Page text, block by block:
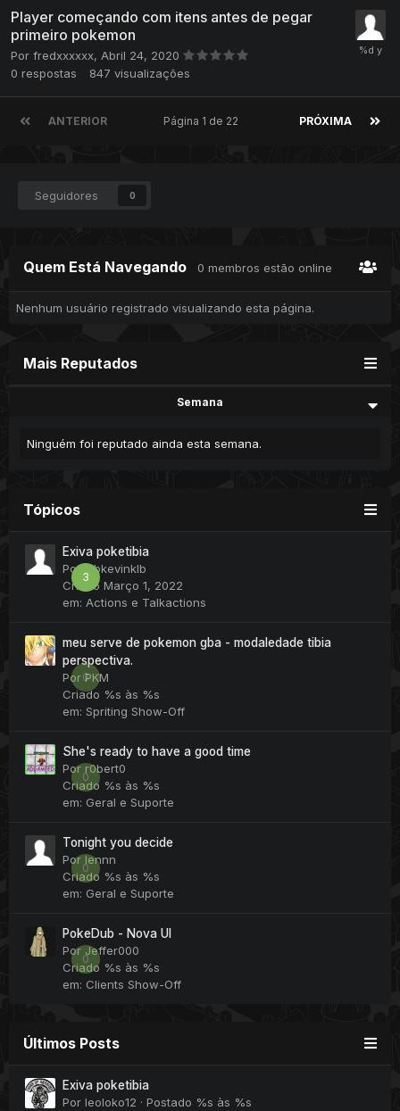
Player começando com itens antes de pegar
primeiro pokemon
Por fredxxxxxx, Abril 24, 2020
0 respostas 847 visualizações
ANTERIOR PRÓXIMA
Página 1 de 22
Seguidores 0
Quem Está Navegando 0 membros estão online
Nenhum usuário registrado visualizando esta página.
Mais Reputados
Semana
Ninguém foi reputado ainda esta semana.
Tópicos
3
Exiva poketibia
Por klbkevinklb
Criado Março 1, 2022
em: Actions e Talkactions
0
meu serve de pokemon gba - modaledade tibia
perspectiva.
PorPKM
Criado %s às %s
em: Spriting Show-Off
0
She's ready to have a good time
Por r0bert0
Criado %s às %s
em: Geral e Suporte
0
Tonight you decide
Por lennn
Criado %s às %s
em: Geral e Suporte
0
PokeDub - Nova UI
Por Jeffer000
Criado %s às %s
em: Clients Show-Off
Últimos Posts
Exiva poketibia
Por leoloko12 · Postado %s às %s